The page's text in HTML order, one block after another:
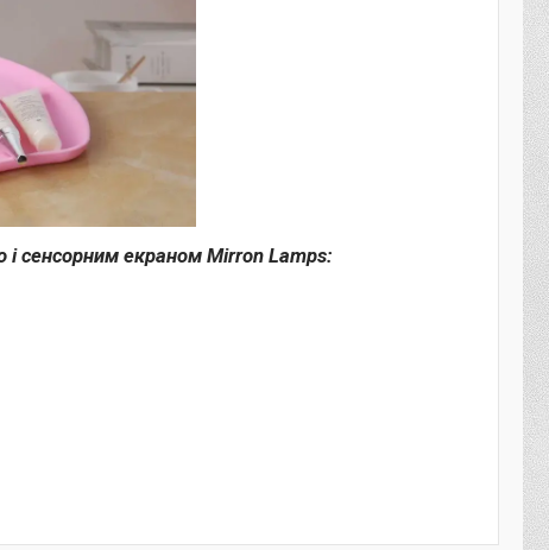
і сенсорним екраном Mirron Lamps: